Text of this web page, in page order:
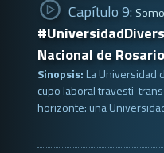
Capítulo 9:
Nacional de Rosario
Sinopsis: La Universidad
cupo laboral travesti-
horizonte: una